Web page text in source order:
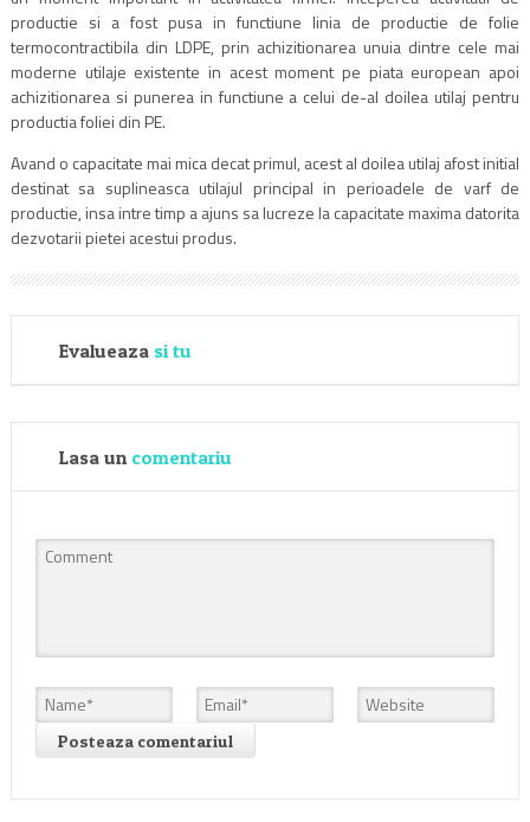
productie si a fost pusa in functiune linia de productie de folie
termocontractibila din LDPE, prin achizitionarea unuia dintre cele mai
moderne utilaje existente in acest moment pe piata european apoi
achizitionarea si punerea in functiune a celui de-al doilea utilaj pentru
productia foliei din PE.
Avand o capacitate mai mica decat primul, acest al doilea utilaj afost initial
destinat sa suplineasca utilajul principal in perioadele de varf de
productie, insa intre timp a ajuns sa lucreze la capacitate maxima datorita
dezvotarii pietei acestui produs.
Evalueaza si tu
Lasa un comentariu